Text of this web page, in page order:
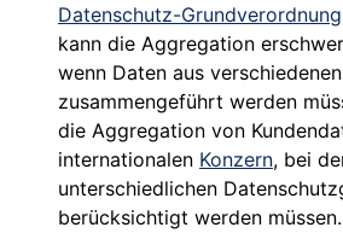
Datenschutz-Grundverordnung
kann die Aggregation
wenn Daten aus
zusammengeführt werden
die Aggregation von
internationalen Konzern, bei
unterschiedlichen
berücksichtigt werden müssen.